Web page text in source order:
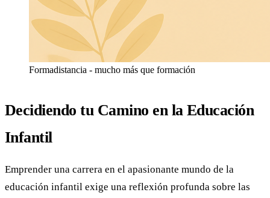
Formadistancia - mucho más que formación
Decidiendo tu Camino en la Educación
Infantil
Emprender una carrera en el apasionante mundo de la
educación infantil exige una reflexión profunda sobre las